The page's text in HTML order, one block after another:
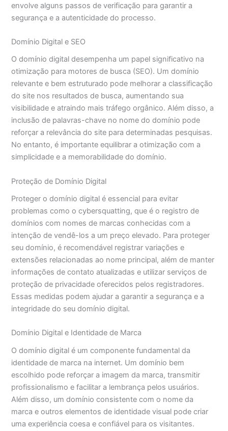
envolve alguns passos de verificação para garantir a
segurança e a autenticidade do processo.
Domínio Digital e SEO
O domínio digital desempenha um papel significativo na
otimização para motores de busca (SEO). Um domínio
relevante e bem estruturado pode melhorar a classificação
do site nos resultados de busca, aumentando sua
visibilidade e atraindo mais tráfego orgânico. Além disso, a
inclusão de palavras-chave no nome do domínio pode
reforçar a relevância do site para determinadas pesquisas.
No entanto, é importante equilibrar a otimização com a
simplicidade e a memorabilidade do domínio.
Proteção de Domínio Digital
Proteger o domínio digital é essencial para evitar
problemas como o cybersquatting, que é o registro de
domínios com nomes de marcas conhecidas com a
intenção de vendê-los a um preço elevado. Para proteger
seu domínio, é recomendável registrar variações e
extensões relacionadas ao nome principal, além de manter
informações de contato atualizadas e utilizar serviços de
proteção de privacidade oferecidos pelos registradores.
Essas medidas podem ajudar a garantir a segurança e a
integridade do seu domínio digital.
Domínio Digital e Identidade de Marca
O domínio digital é um componente fundamental da
identidade de marca na internet. Um domínio bem
escolhido pode reforçar a imagem da marca, transmitir
profissionalismo e facilitar a lembrança pelos usuários.
Além disso, um domínio consistente com o nome da
marca e outros elementos de identidade visual pode criar
uma experiência coesa e confiável para os visitantes.